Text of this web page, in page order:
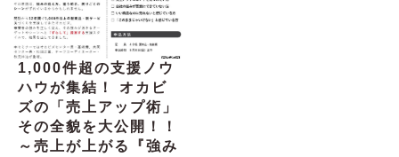
1,000件超の支援ノウ
ハウが集結！ オカビ
ズの「売上アップ術」
その全貌を大公開！！
～売上が上がる『強み